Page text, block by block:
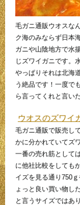
毛ガニ通販ウオスな
ク海のみならず日本
ガニや山陰地方で水
じズワイガニです。
やっぱりそれは北海
う絶品です！一度で
ら言ってくれと言い
ウオスのズワイ
毛ガニ通販で販売し
かに分かれていてズ
一番の売れ筋として
に他社比較をしても
イズを見る通り750
ょっと良い買い物し
と言うサイズではあ